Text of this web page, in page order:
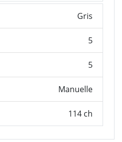
Gris
5
5
Manuelle
114 ch